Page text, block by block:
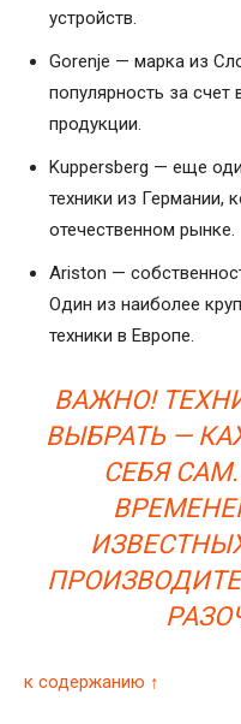
устройств.
Gorenje — марка из
популярность за
продукции.
Kuppersberg — еще
техники из Германии,
отечественном рынке.
Ariston —
Один из наиболее
техники в Европе.
ВАЖНО!
ВЫБРАТЬ —
СЕБЯ
к содержанию ↑